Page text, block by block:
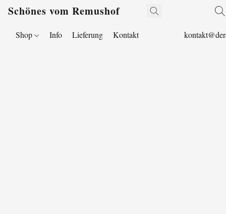
Schönes vom Remushof
Shop Info Lieferung Kontakt